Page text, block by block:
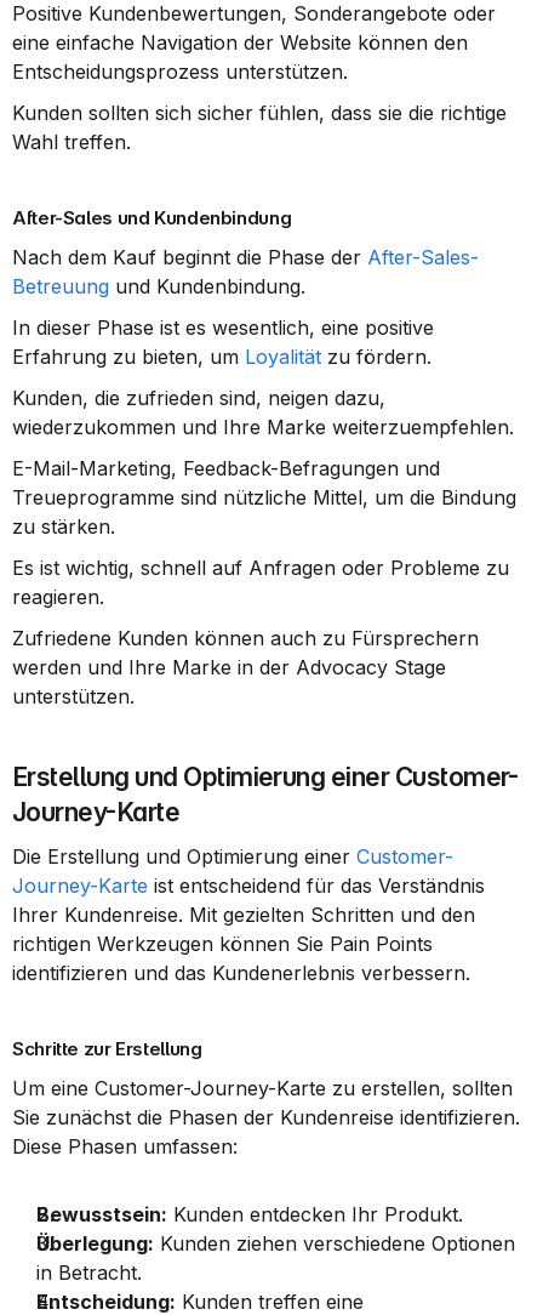
Positive Kundenbewertungen, Sonderangebote oder
eine einfache Navigation der Website können den
Entscheidungsprozess unterstützen.
Kunden sollten sich sicher fühlen, dass sie die richtige
Wahl treffen.
After-Sales und Kundenbindung
Nach dem Kauf beginnt die Phase der After-Sales-
Betreuung und Kundenbindung.
In dieser Phase ist es wesentlich, eine positive
Erfahrung zu bieten, um Loyalität zu fördern.
Kunden, die zufrieden sind, neigen dazu,
wiederzukommen und Ihre Marke weiterzuempfehlen.
E-Mail-Marketing, Feedback-Befragungen und
Treueprogramme sind nützliche Mittel, um die Bindung
zu stärken.
Es ist wichtig, schnell auf Anfragen oder Probleme zu
reagieren.
Zufriedene Kunden können auch zu Fürsprechern
werden und Ihre Marke in der Advocacy Stage
unterstützen.
Erstellung und Optimierung einer Customer-
Journey-Karte
Die Erstellung und Optimierung einer Customer-
Journey-Karte ist entscheidend für das Verständnis
Ihrer Kundenreise. Mit gezielten Schritten und den
richtigen Werkzeugen können Sie Pain Points
identifizieren und das Kundenerlebnis verbessern.
Schritte zur Erstellung
Um eine Customer-Journey-Karte zu erstellen, sollten
Sie zunächst die Phasen der Kundenreise identifizieren.
Diese Phasen umfassen:
Bewusstsein: Kunden entdecken Ihr Produkt.
Überlegung: Kunden ziehen verschiedene Optionen
in Betracht.
Entscheidung: Kunden treffen eine